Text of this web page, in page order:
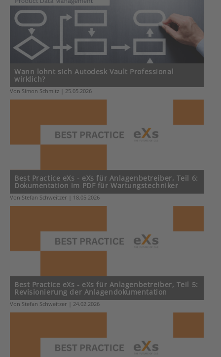
Wann lohnt sich Autodesk Vault Professional
wirklich?
Von Simon Schmitz | 25.05.2026
Best Practice eXs - eXs für Anlagenbetreiber, Teil 6:
Dokumentation im PDF für Wartungstechniker
Von Stefan Schweitzer | 18.05.2026
Best Practice eXs - eXs für Anlagenbetreiber, Teil 5:
Revisionierung der Anlagendokumentation
Von Stefan Schweitzer | 24.02.2026